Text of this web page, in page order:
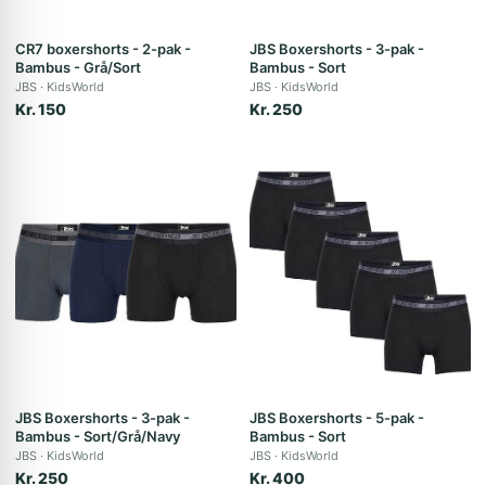
CR7 boxershorts - 2-pak -
Bambus - Grå/Sort
JBS KidsWorld
Kr. 150
JBS Boxershorts - 3-pak -
Bambus - Sort
JBS KidsWorld
Kr. 250
JBS Boxershorts - 3-pak -
Bambus - Sort/Grå/Navy
JBS KidsWorld
Kr. 250
JBS Boxershorts - 5-pak -
Bambus - Sort
JBS KidsWorld
Kr. 400